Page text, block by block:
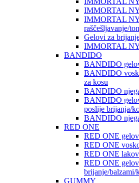
IMMORTAL
IMMORTAL
raščešljavanje/
Gelovi za
IMMORTAL
BANDIDO
BANDIDO
BANDIDO
za kosu
BANDIDO
BANDIDO
poslije brijanja/
BANDIDO
RED ONE
RED ONE
RED ONE
RED ONE
RED ONE
brijanje/balzami/
GUMMY